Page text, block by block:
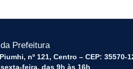
Prefeitura
nº 121, Centro – CEP: 35570-
feira, das 9h às 16h